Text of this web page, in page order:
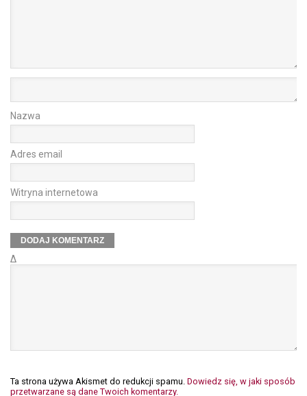
Nazwa
Adres email
Witryna internetowa
Δ
Ta strona używa Akismet do redukcji spamu. Dowiedz się, w jaki sposób
przetwarzane są dane Twoich komentarzy.